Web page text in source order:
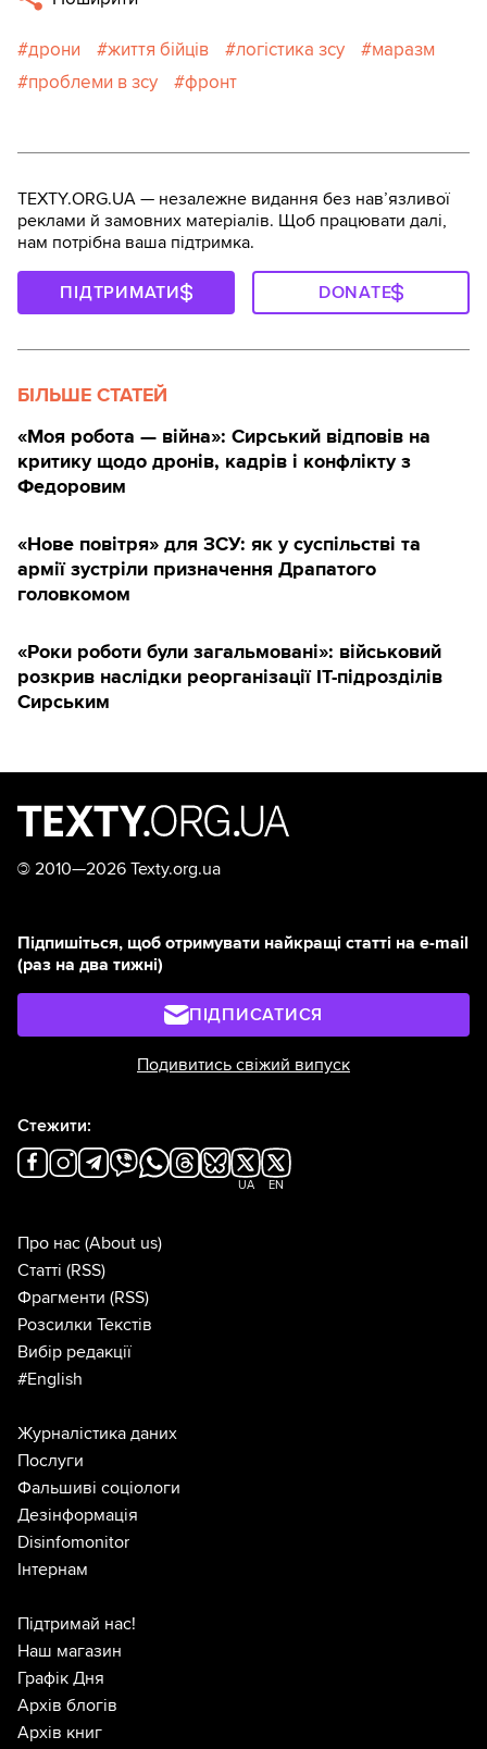
дрони життя бійців логістика зсу
маразм
проблеми в зсу
фронт
TEXTY.ORG.UA — незалежне видання без навʼязливої
реклами й замовних матеріалів. Щоб працювати далі,
нам потрібна ваша підтримка.
ПІДТРИМАТИ DONATE
БІЛЬШЕ СТАТЕЙ
«Моя робота — війна»: Сирський відповів на
критику щодо дронів, кадрів і конфлікту з
Федоровим
«Нове повітря» для ЗСУ: як у суспільстві та
армії зустріли призначення Драпатого
головкомом
«Роки роботи були загальмовані»: військовий
розкрив наслідки реорганізації IT-підрозділів
Сирським
© 2010—2026 Texty.org.ua
Підпишіться, щоб отримувати найкращі статті на e-mail
(раз на два тижні)
ПІДПИСАТИСЯ
Подивитись свіжий випуск
Стежити:
UA EN
Про нас (About us)
Статті (RSS)
Фрагменти (RSS)
Розсилки Текстів
Вибір редакції
#English
Журналістика даних
Послуги
Фальшиві соціологи
Дезінформація
Disinfomonitor
Інтернам
Підтримай нас!
Наш магазин
Графік Дня
Архів блогів
Архів книг